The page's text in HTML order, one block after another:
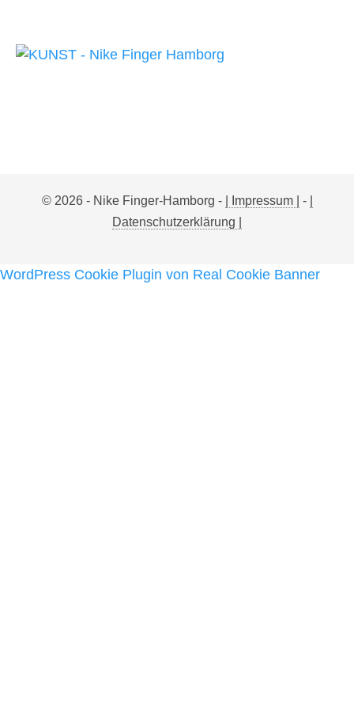
© 2026 - Nike Finger-Hamborg - | Impressum | -
Datenschutzerklärung |
WordPress Cookie Plugin von Real Cookie Banner